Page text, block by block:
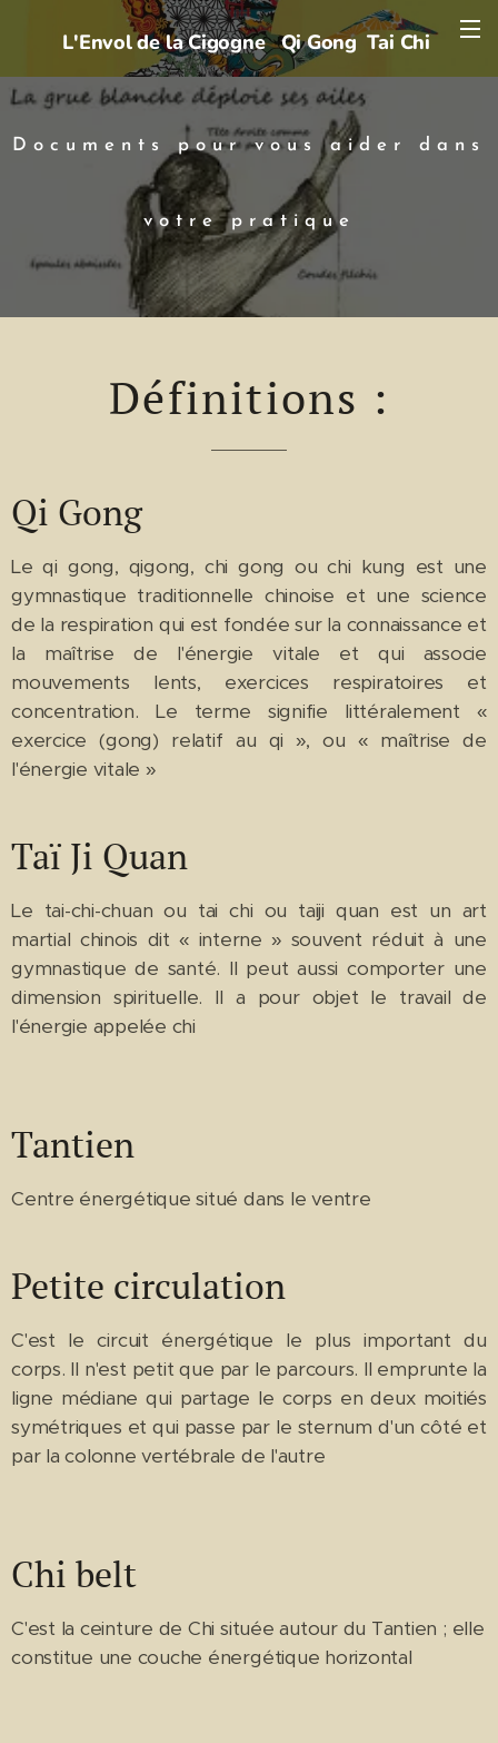
L'Envol de la Cigogne Qi Gong Tai Chi
Documents pour vous aider dans
votre pratique
Définitions :
Qi Gong
Le qi gong, qigong, chi gong ou chi kung est une
gymnastique traditionnelle chinoise et une science
de la respiration qui est fondée sur la connaissance et
la maîtrise de l'énergie vitale et qui associe
mouvements lents, exercices respiratoires et
concentration. Le terme signifie littéralement «
exercice (gong) relatif au qi », ou « maîtrise de
l'énergie vitale »
Taï Ji Quan
Le tai-chi-chuan ou tai chi ou taiji quan est un art
martial chinois dit « interne » souvent réduit à une
gymnastique de santé. Il peut aussi comporter une
dimension spirituelle. Il a pour objet le travail de
l'énergie appelée chi
Tantien
Centre énergétique situé dans le ventre
Petite circulation
C'est le circuit énergétique le plus important du
corps. Il n'est petit que par le parcours. Il emprunte la
ligne médiane qui partage le corps en deux moitiés
symétriques et qui passe par le sternum d'un côté et
par la colonne vertébrale de l'autre
Chi belt
C'est la ceinture de Chi située autour du Tantien ; elle
constitue une couche énergétique horizontal